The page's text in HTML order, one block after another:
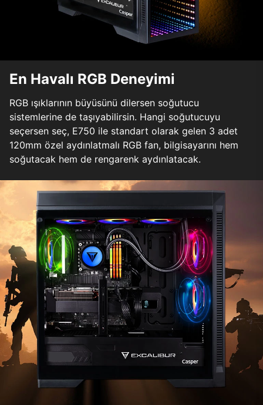
En Havalı RGB Deneyimi
RGB ışıklarının büyüsünü dilersen soğutucu
sistemlerine de taşıyabilirsin. Hangi soğutucuyu
seçersen seç, E750 ile standart olarak gelen 3 adet
120mm özel aydınlatmalı RGB fan, bilgisayarını hem
soğutacak hem de rengarenk aydınlatacak.